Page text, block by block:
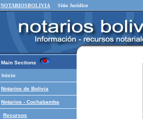
NOTARIOSBOLIVIA Sitio Jurídico
Main Sections
Inicio
Notarios de Bolivia
Notarios - Cochabamba
Recursos